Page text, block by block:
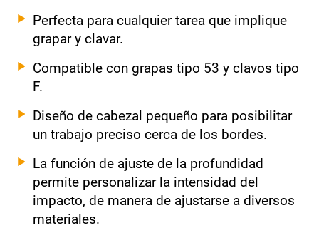
Perfecta para cualquier tarea que implique
grapar y clavar.
Compatible con grapas tipo 53 y clavos tipo
F.
Diseño de cabezal pequeño para posibilitar
un trabajo preciso cerca de los bordes.
La función de ajuste de la profundidad
permite personalizar la intensidad del
impacto, de manera de ajustarse a diversos
materiales.